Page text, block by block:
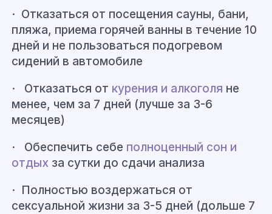
· Отказаться от посещения сауны, бани,
пляжа, приема горячей ванны в течение 10
дней и не пользоваться подогревом
сидений в автомобиле
· Отказаться от курения и алкоголя не
менее, чем за 7 дней (лучше за 3-6
месяцев)
· Обеспечить себе полноценный сон и
отдых за сутки до сдачи анализа
· Полностью воздержаться от
сексуальной жизни за 3-5 дней (дольше 7